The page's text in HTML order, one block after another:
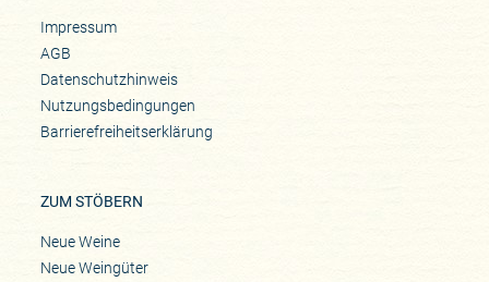
Impressum
AGB
Datenschutzhinweis
Nutzungsbedingungen
Barrierefreiheitserklärung
ZUM STÖBERN
Neue Weine
Neue Weingüter